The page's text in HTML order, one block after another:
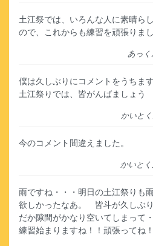
土江祭では、いろんな人に素晴ら
ので、これからも練習を頑張りまし
あっく
僕は久しぶりにコメントをうちます
土江祭りでは、皆がんばましょう
かいと
今のコメント間違えました。
かいとく
雨ですね・・・明日の土江祭りも
欲しかったなあ。 皆斗が久しぶ
だか隙間がかなり空いてしまって
練習始まりますね！！頑張ってね！